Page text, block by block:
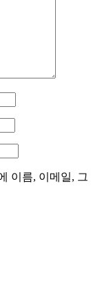
이름, 이메일, 그